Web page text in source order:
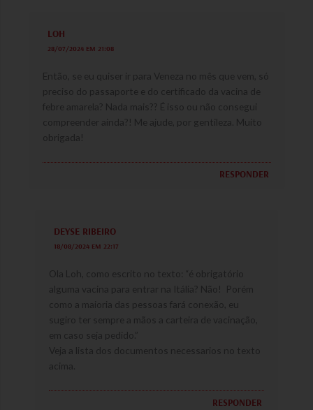
LOH
28/07/2024 EM 21:08
Então, se eu quiser ir para Veneza no mês que vem, só
preciso do passaporte e do certificado da vacina de
febre amarela? Nada mais?? É isso ou não consegui
compreender ainda?! Me ajude, por gentileza. Muito
obrigada!
RESPONDER
DEYSE RIBEIRO
18/08/2024 EM 22:17
Ola Loh, como escrito no texto: “é obrigatório
alguma vacina para entrar na Itália? Não! Porém
como a maioria das pessoas fará conexão, eu
sugiro ter sempre a mãos a carteira de vacinação,
em caso seja pedido.”
Veja a lista dos documentos necessarios no texto
acima.
RESPONDER